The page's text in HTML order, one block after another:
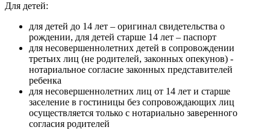
Для детей:
для детей до 14 лет – оригинал свидетельства о
рождении, для детей старше 14 лет – паспорт
для несовершеннолетних детей в сопровождении
третьих лиц (не родителей, законных опекунов) -
нотариальное согласие законных представителей
ребенка
для несовершеннолетних лиц от 14 лет и старше
заселение в гостиницы без сопровождающих лиц
осуществляется только с нотариально заверенного
согласия родителей